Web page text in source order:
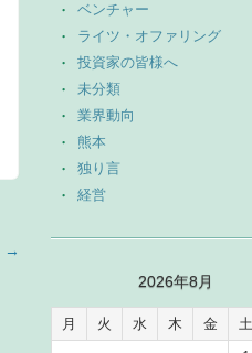
→
ベンチャー
ライツ・オファリング
投資家の皆様へ
未分類
業界動向
熊本
独り言
経営
2026年8月
月 火 水 木 金 土